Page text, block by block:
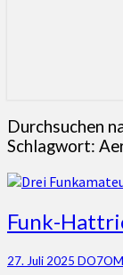
Durchsuchen
Schlagwort:
Funk-
Hattrick
Juli
Funk-
27. Juli 2025